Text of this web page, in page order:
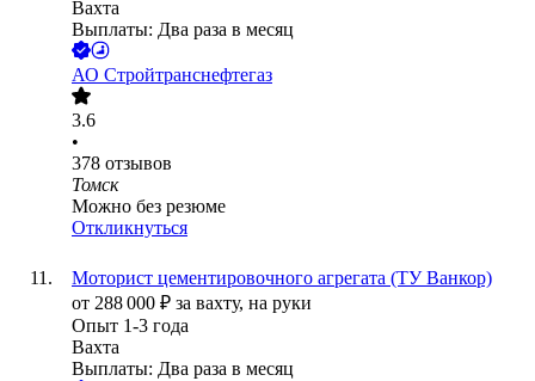
Вахта
Выплаты: Два раза в месяц
АО Стройтранснефтегаз
3.6
•
378 отзывов
Томск
Можно без резюме
Откликнуться
Моторист цементировочного агрегата (ТУ Ванкор)
от 288 000 ₽ за вахту, на руки
Опыт 1-3 года
Вахта
Выплаты: Два раза в месяц